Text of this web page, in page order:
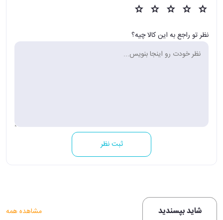
نظر تو راجع به این کالا چیه؟
ثبت نظر
شاید بپسندید مشاهده همه